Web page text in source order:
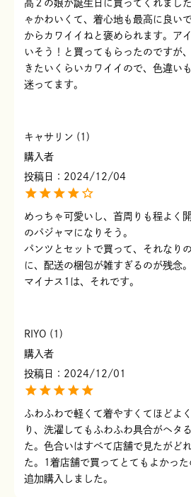
高２の娘が誕生日に買ってくれまし
ゃかわいくて、着心地も最高に良い
からカワイイねと褒められます。ア
いそう！と買ってもらったのですが
きたいくらいカワイイので、色違い
迷ってます。
キャサリン
1
購入者
投稿日
2024/12/04
めっちゃ可愛いし、首周りも程よく
のパジャマになりそう。
パンツとセットで買って、それなり
に、配送の梱包が雑すぎるのが残念。
マイナス1は、それです。
RIYO
1
購入者
投稿日
2024/12/01
ふわふわで軽くて着やすくてほどよ
り、洗濯してもふわふわ具合がヘタ
た。色合いはすべて店舗で見たがど
た。1着店舗で買ってとてもよかった
追加購入しました。